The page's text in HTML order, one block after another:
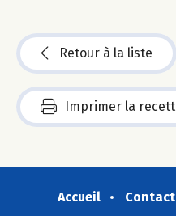
Retour à la liste
Imprimer la
Accueil Contact